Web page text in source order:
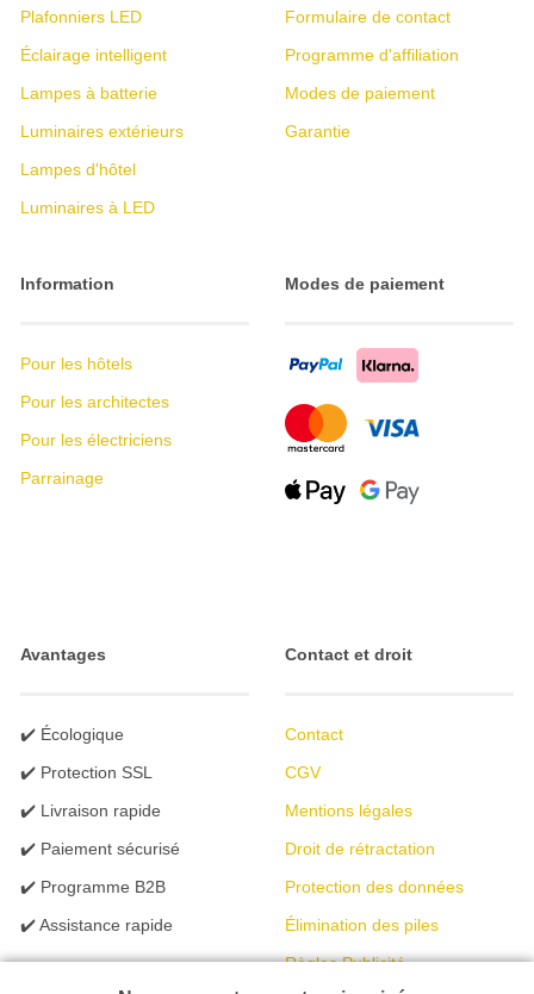
Plafonniers LED
Éclairage intelligent
Lampes à batterie
Luminaires extérieurs
Lampes d'hôtel
Luminaires à LED
Formulaire de contact
Programme d'affiliation
Modes de paiement
Garantie
Information
Pour les hôtels
Pour les architectes
Pour les électriciens
Parrainage
Modes de paiement
Avantages
✔️ Écologique
✔️ Protection SSL
✔️ Livraison rapide
✔️ Paiement sécurisé
✔️ Programme B2B
✔️ Assistance rapide
Contact et droit
Contact
CGV
Mentions légales
Droit de rétractation
Protection des données
Élimination des piles
Règles Publicité